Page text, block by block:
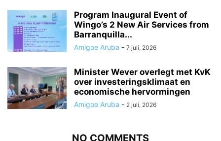
Program Inaugural Event of
Wingo’s 2 New Air Services from
Barranquilla...
Amigoe Aruba - 7 juli, 2026
Minister Wever overlegt met KvK
over investeringsklimaat en
economische hervormingen
Amigoe Aruba - 2 juli, 2026
NO COMMENTS